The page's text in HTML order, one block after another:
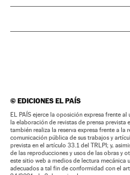
©EDICIONES EL PAÍS
EL PAÍS ejerce la oposición expresa frente al
la elaboración de revistas de prensa prevista
también realiza la reserva expresa frente a
comunicación pública de sus trabajos y
prevista en el artículo 33.1 del TRLPI; y,
de las reproducciones y usos de las obras y
este sitio web a medios de lectura mecánica
adecuados a tal fin de conformidad con el